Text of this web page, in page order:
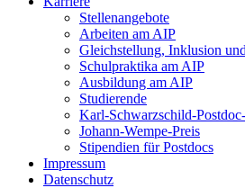
Stellenangebote
Arbeiten am AIP
Gleichstellung, Inklusion
Schulpraktika am AIP
Ausbildung am AIP
Studierende
Karl-Schwarzschild-
Johann-Wempe-Preis
Stipendien für Postdocs
Impressum
Datenschutz